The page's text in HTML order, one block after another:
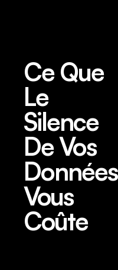
Ce Que
Le
Silence
De Vos
Données
Vous
Coûte